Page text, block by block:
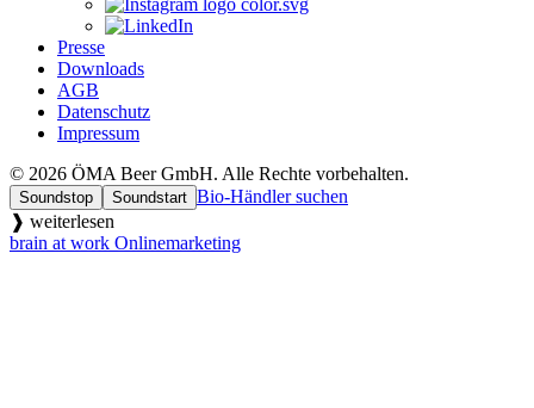
Presse
Downloads
AGB
Datenschutz
Impressum
© 2026 ÖMA Beer GmbH. Alle Rechte vorbehalten.
Soundstop Soundstart Bio-Händler suchen
❱ weiterlesen
brain at work Onlinemarketing